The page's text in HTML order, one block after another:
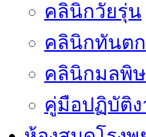
คลินิกวัยรุ่น
คลินิกทันต
คลินิกมลพิ
คู่มือปฏิบัติ